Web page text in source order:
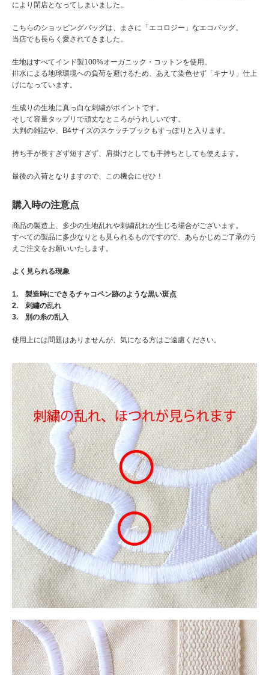
により閉店となってしまいました。
こちらのショッピングバッグは、まさに「エコロジー」なエコバッグ。
当店でも長らく愛されてきました。
生地はすべてインド製100%オーガニック・コットンを使用。
排水による地球環境への負荷を避けるため、あえて染色せず「キナリ」仕上
げになっています。
生成りの生地に真っ白な刺繍がポイントです。
そして容量タップリで頑丈なところがうれしいです。
大判の雑誌や、B4サイズのスケッチブックもすっぽりと入ります。
持ち手が長すぎず短すぎず、肩掛けとしても手持ちとしても使えます。
最後の入荷となりますので、この機会にぜひ！
購入時の注意点
商品の製造上、多少の生地乱れや刺繍乱れが生じる場合がございます。
すべての製品に多少なりとも見られるものですので、あらかじめご了承のう
えご注文をお願いいたします。
よく見られる現象
1. 製造時にできるチャコペン跡のような黒い斑点
2. 刺繡の乱れ
3. 別の糸の乱入
使用上には問題はありませんが、気になる方はご遠慮ください。